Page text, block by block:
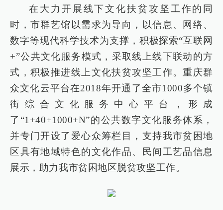
在大力开展线下文化扶贫攻坚工作的同
时，市群艺馆以需求为导向，以信息、网络、
数字等现代科学技术为支撑，积极探索“互联网
+”公共文化服务模式，采取线上线下联动的方
式，积极推进线上文化扶贫攻坚工作。重庆群
众文化云平台在2018年开通了全市1000多个镇
街综合文化服务中心平台，形成
了“1+40+1000+N”的公共数字文化服务体系，
并专门开设了爱心众筹栏目，支持我市贫困地
区具有地域特色的文化作品、民间工艺品信息
展示，助力我市贫困地区脱贫攻坚工作。